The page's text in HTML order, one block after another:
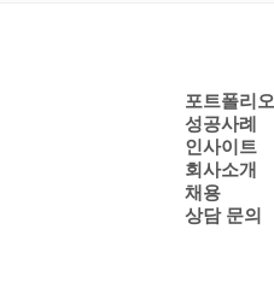
포트폴리오
성공사례
인사이트
회사소개
채용
상담 문의